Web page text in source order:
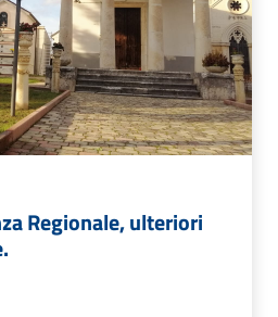
Regionale, ulteriori